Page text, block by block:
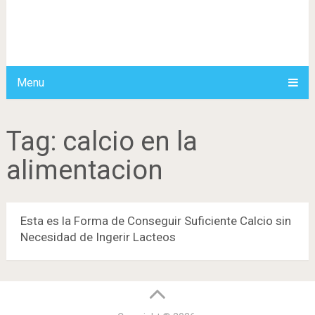
Menu
Tag: calcio en la
alimentacion
Esta es la Forma de Conseguir Suficiente Calcio sin
Necesidad de Ingerir Lacteos